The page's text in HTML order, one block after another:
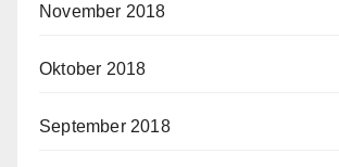
November 2018
Oktober 2018
September 2018